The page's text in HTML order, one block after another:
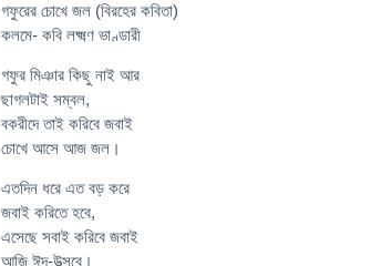
গফুরের চোখে জল (বিরহের কবিতা)
কলমে- কবি লক্ষ্মণ ভাণ্ডারী
গফুর মিঞার কিছু নাই আর
ছাগলটাই সম্বল,
বকরীদে তাই করিবে জবাই
চোখে আসে আজ জল।
এতদিন ধরে এত বড় করে
জবাই করিতে হবে,
এসেছে সবাই করিবে জবাই
আজি ঈদ-উত্সবে।